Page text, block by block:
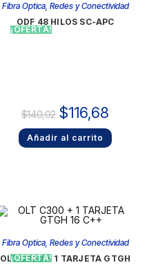
¡OFERTA!
Fibra Optica, Redes y Conectividad
ODF 48 HILOS SC-APC
$140,02 $116,68
Añadir al carrito
¡OFERTA!
Fibra Optica, Redes y Conectividad
OLT C300 + 1 TARJETA GTGH